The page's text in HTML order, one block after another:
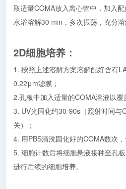
取适量COMA放入离心管中，加入
水浴溶解30 min，多次振荡，充分溶
2D细胞培养 ：
1. 按照上述溶解方案溶解配好含有
0.22μm滤膜；
2.孔板中加入适量的COMA溶液以覆
3. UV光固化约30-90s（照射时间与
关）；
4. 用PBS清洗固化好的COMA数次
5. 细胞计数后将细胞悬液接种至孔
进行后续的细胞培养。